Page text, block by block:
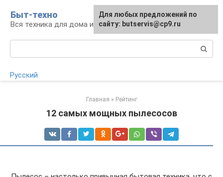
контенту
Быт-техно
Вся техника для дома и сада
Русский
Главная » Рейтинг
12 самых мощных пылесосов
Для любых предложений по
сайту: butservis@cp9.ru